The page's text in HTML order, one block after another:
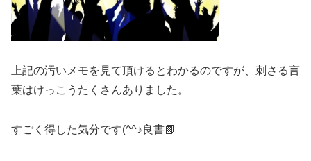
上記の汚いメモを見て頂けるとわかるのですが、刺さる言
葉はけっこうたくさんありました。
すごく得した気分です(^^♪良書📗